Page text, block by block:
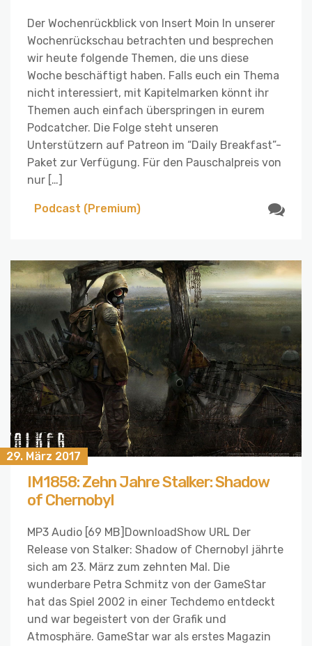
Der Wochenrückblick von Insert Moin In unserer
Wochenrückschau betrachten und besprechen
wir heute folgende Themen, die uns diese
Woche beschäftigt haben. Falls euch ein Thema
nicht interessiert, mit Kapitelmarken könnt ihr
Themen auch einfach überspringen in eurem
Podcatcher. Die Folge steht unseren
Unterstützern auf Patreon im “Daily Breakfast”-
Paket zur Verfügung. Für den Pauschalpreis von
nur […]
Podcast (Premium)
29. März 2017
IM1858: Zehn Jahre Stalker: Shadow
of Chernobyl
MP3 Audio [69 MB]DownloadShow URL Der
Release von Stalker: Shadow of Chernobyl jährte
sich am 23. März zum zehnten Mal. Die
wunderbare Petra Schmitz von der GameStar
hat das Spiel 2002 in einer Techdemo entdeckt
und war begeistert von der Grafik und
Atmosphäre. GameStar war als erstes Magazin